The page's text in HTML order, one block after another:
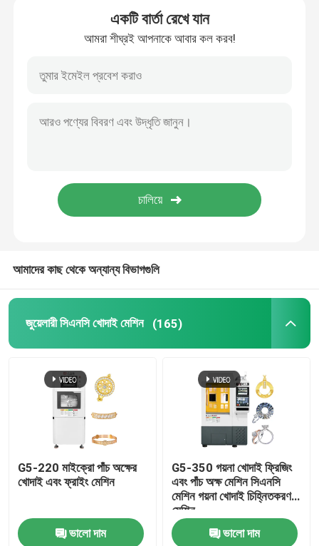
একটি বার্তা রেখে যান
আমরা শীঘ্রই আপনাকে আবার কল করব!
আমাদের কাছ থেকে অন্যান্য বিভাগগুলি
জুয়েলারী সিএনসি খোদাই মেশিন (165)
G5-220 মাইক্রো পাঁচ অক্ষের
খোদাই এবং ফ্রাইং মেশিন
ভালো দাম
G5-350 গয়না খোদাই ফ্রিজিং
এবং পাঁচ অক্ষ মেশিন সিএনসি
মেশিন গয়না খোদাই চিহ্নিতকরণ
মেশিন
ভালো দাম